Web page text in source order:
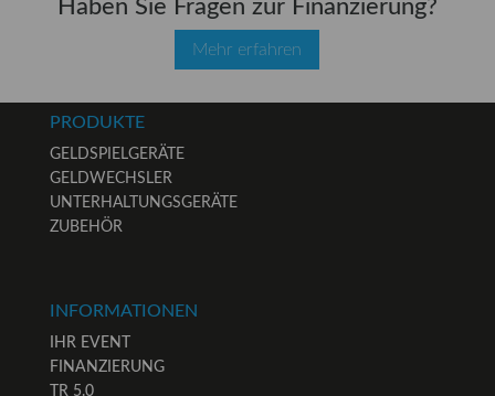
Haben Sie Fragen zur Finanzierung?
Mehr erfahren
PRODUKTE
GELDSPIELGERÄTE
GELDWECHSLER
UNTERHALTUNGSGERÄTE
ZUBEHÖR
INFORMATIONEN
IHR EVENT
FINANZIERUNG
TR 5.0